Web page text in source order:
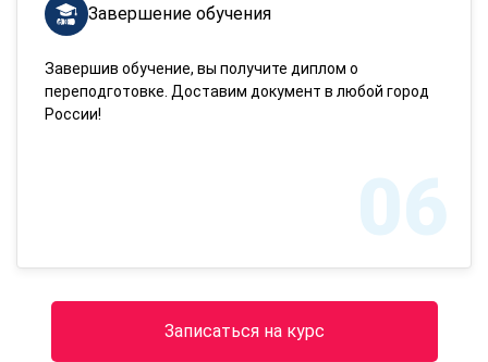
Завершение обучения
Завершив обучение, вы получите диплом о
переподготовке. Доставим документ в любой город
России!
06
Записаться на курс